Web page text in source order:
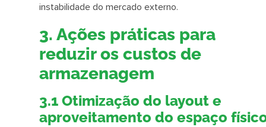
instabilidade do mercado externo.
3. Ações práticas para
reduzir os custos de
armazenagem
3.1 Otimização do layout e
aproveitamento do espaço